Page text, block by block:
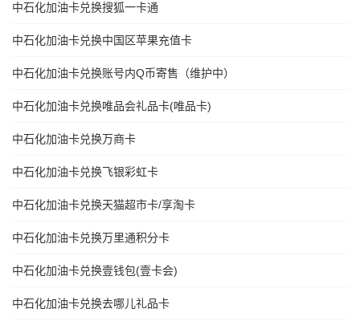
中石化加油卡兑换搜狐一卡通
中石化加油卡兑换中国区苹果充值卡
中石化加油卡兑换账号内Q币寄售（维护中）
中石化加油卡兑换唯品会礼品卡(唯品卡)
中石化加油卡兑换万商卡
中石化加油卡兑换飞银彩虹卡
中石化加油卡兑换天猫超市卡/享淘卡
中石化加油卡兑换万里通积分卡
中石化加油卡兑换壹钱包(壹卡会)
中石化加油卡兑换去哪儿礼品卡